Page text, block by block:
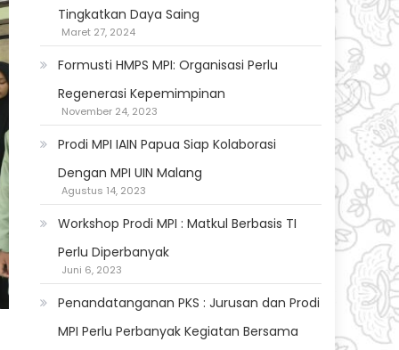
Tingkatkan Daya Saing
Maret 27, 2024
Formusti HMPS MPI: Organisasi Perlu
Regenerasi Kepemimpinan
November 24, 2023
Prodi MPI IAIN Papua Siap Kolaborasi
Dengan MPI UIN Malang
Agustus 14, 2023
Workshop Prodi MPI : Matkul Berbasis TI
Perlu Diperbanyak
Juni 6, 2023
Penandatanganan PKS : Jurusan dan Prodi
MPI Perlu Perbanyak Kegiatan Bersama